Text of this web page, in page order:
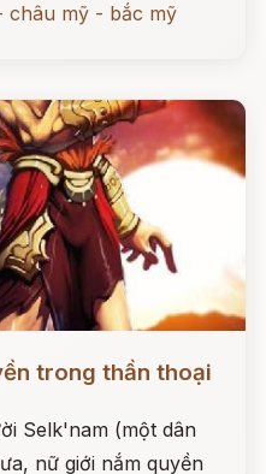
châu mỹ - bắc mỹ
trong thần thoại
Selk'nam (một dân
nữ giới nắm quyền